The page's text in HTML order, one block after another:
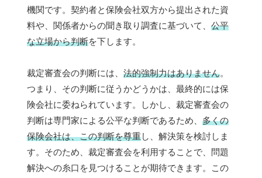
機関です。契約者と保険会社双方から提出された資
料や、関係者からの聞き取り調査に基づいて、 公平
な立場から判断を下します。
裁定審査会の判断には、 法的強制力はありません。
つまり、その判断に従うかどうかは、最終的には保
険会社に委ねられています。しかし、裁定審査会の
判断は専門家による公平な判断であるため、 多くの
保険会社は、この判断を尊重し、解決策を検討しま
す。そのため、裁定審査会を利用することで、問題
解決への糸口を見つけることが期待できます。この